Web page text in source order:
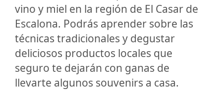
vino y miel en la región de El Casar de
Escalona. Podrás aprender sobre las
técnicas tradicionales y degustar
deliciosos productos locales que
seguro te dejarán con ganas de
llevarte algunos souvenirs a casa.